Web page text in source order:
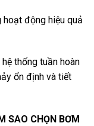
động hiệu quả
thống tuần hoàn
ổn định và tiết
SAO CHỌN BƠM